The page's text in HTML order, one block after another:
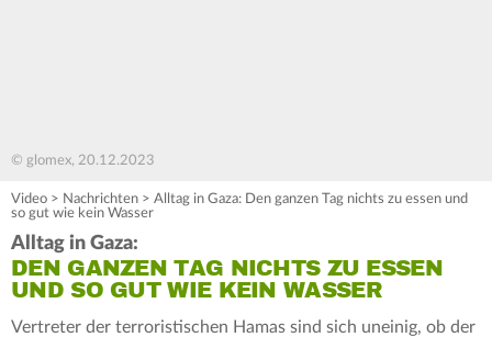
© glomex, 20.12.2023
Video > Nachrichten > Alltag in Gaza: Den ganzen Tag nichts zu essen und
so gut wie kein Wasser
Alltag in Gaza:
DEN GANZEN TAG NICHTS ZU ESSEN
UND SO GUT WIE KEIN WASSER
Vertreter der terroristischen Hamas sind sich uneinig, ob der